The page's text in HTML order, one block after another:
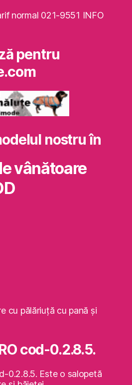
normal 021-9551 INFO
pentru
nostru în
vânătoare
cu pălăriuţă cu pană şi
cod-0.2.8.5.
0.2.8.5. Este o salopetă